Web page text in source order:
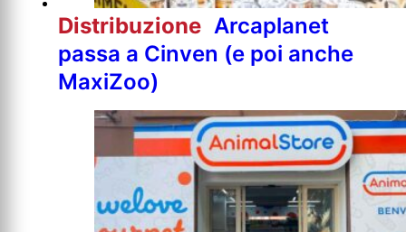
Distribuzione Arcaplanet
passa a Cinven (e poi anche
MaxiZoo)